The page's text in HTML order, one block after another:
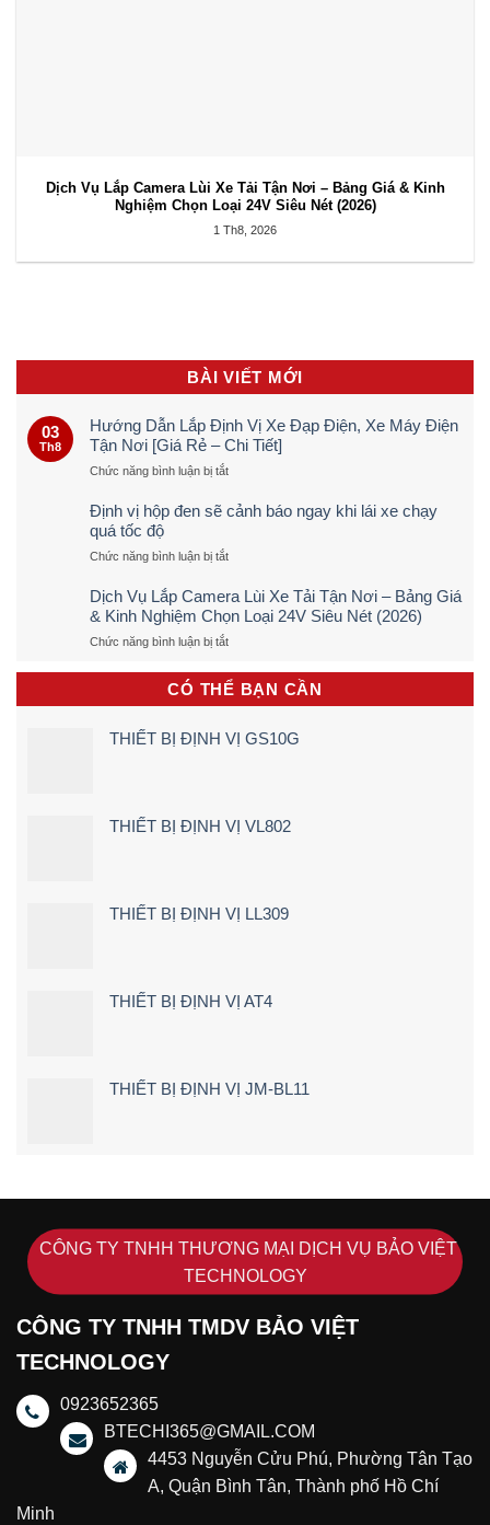
Dịch Vụ Lắp Camera Lùi Xe Tải Tận Nơi – Bảng Giá & Kinh
Nghiệm Chọn Loại 24V Siêu Nét (2026)
1 Th8, 2026
BÀI VIẾT MỚI
03
Th8
Hướng Dẫn Lắp Định Vị Xe Đạp Điện, Xe Máy Điện
Tận Nơi [Giá Rẻ – Chi Tiết]
Chức năng bình luận bị tắtở
Dẫn
Vị
Đạp
Điện,
Máy
Tận
Nơi
Rẻ
Định vị hộp đen sẽ cảnh báo ngay khi lái xe chạy
quá tốc độ
Chức năng bình luận bị tắtở
vị
hộp
đen
sẽ
báo
ngay
lái
xe
độ
Dịch Vụ Lắp Camera Lùi Xe Tải Tận Nơi – Bảng Giá
& Kinh Nghiệm Chọn Loại 24V Siêu Nét (2026)
Chức năng bình luận bị tắtở
Vụ
Lắp
Xe
Bảng
Chọn
(2026)
CÓ THỂ BẠN CẦN
THIẾT BỊ ĐỊNH VỊ GS10G
THIẾT BỊ ĐỊNH VỊ VL802
THIẾT BỊ ĐỊNH VỊ LL309
THIẾT BỊ ĐỊNH VỊ AT4
THIẾT BỊ ĐỊNH VỊ JM-BL11
CÔNG TY TNHH THƯƠNG MẠI DỊCH VỤ BẢO VIỆT
TECHNOLOGY
CÔNG TY TNHH TMDV BẢO VIỆT
TECHNOLOGY
0923652365
BTECHI365@GMAIL.COM
4453 Nguyễn Cửu Phú, Phường Tân Tạo
A, Quận Bình Tân, Thành phố Hồ Chí
Minh